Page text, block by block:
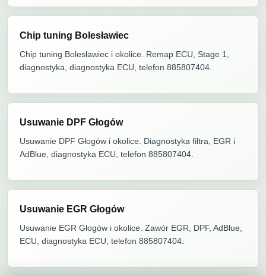
Chip tuning Bolesławiec
Chip tuning Bolesławiec i okolice. Remap ECU, Stage 1,
diagnostyka, diagnostyka ECU, telefon 885807404.
Usuwanie DPF Głogów
Usuwanie DPF Głogów i okolice. Diagnostyka filtra, EGR i
AdBlue, diagnostyka ECU, telefon 885807404.
Usuwanie EGR Głogów
Usuwanie EGR Głogów i okolice. Zawór EGR, DPF, AdBlue,
ECU, diagnostyka ECU, telefon 885807404.